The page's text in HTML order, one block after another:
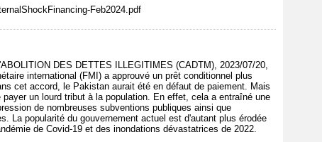
Feb2024.pdf
DES DETTES ILLEGITIMES (CADTM), 2023/07/20,
international (FMI) a approuvé un prêt conditionnel plus
cet accord, le Pakistan aurait été en défaut de paiement. Mais
un lourd tribut à la population. En effet, cela a entraîné une
de nombreuses subventions publiques ainsi que
La popularité du gouvernement actuel est d'autant plus érodée
de Covid-19 et des inondations dévastatrices de 2022.